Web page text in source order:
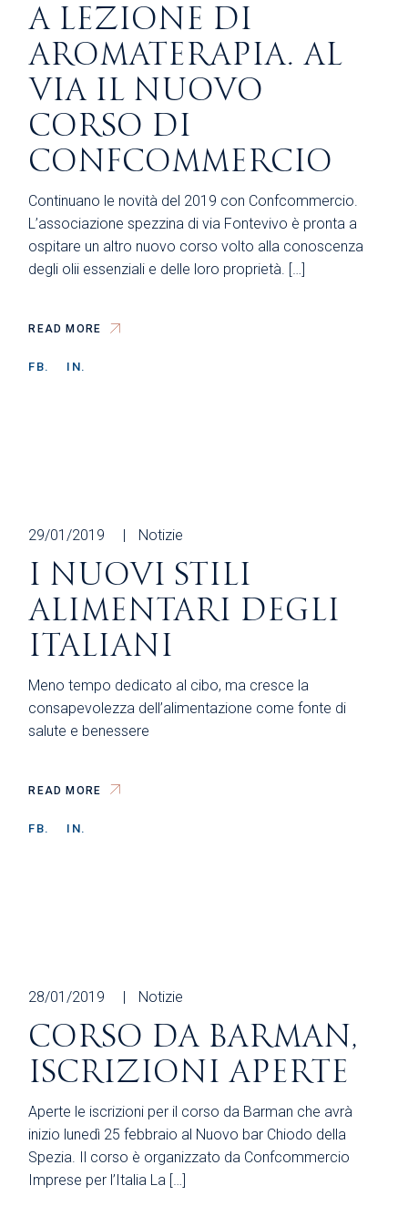
A LEZIONE DI
AROMATERAPIA. AL
VIA IL NUOVO
CORSO DI
CONFCOMMERCIO
Continuano le novità del 2019 con Confcommercio.
L’associazione spezzina di via Fontevivo è pronta a
ospitare un altro nuovo corso volto alla conoscenza
degli olii essenziali e delle loro proprietà. […]
READ MORE
FB. IN.
29/01/2019 Notizie
I NUOVI STILI
ALIMENTARI DEGLI
ITALIANI
Meno tempo dedicato al cibo, ma cresce la
consapevolezza dell’alimentazione come fonte di
salute e benessere
READ MORE
FB. IN.
28/01/2019 Notizie
CORSO DA BARMAN,
ISCRIZIONI APERTE
Aperte le iscrizioni per il corso da Barman che avrà
inizio lunedì 25 febbraio al Nuovo bar Chiodo della
Spezia. Il corso è organizzato da Confcommercio
Imprese per l’Italia La […]